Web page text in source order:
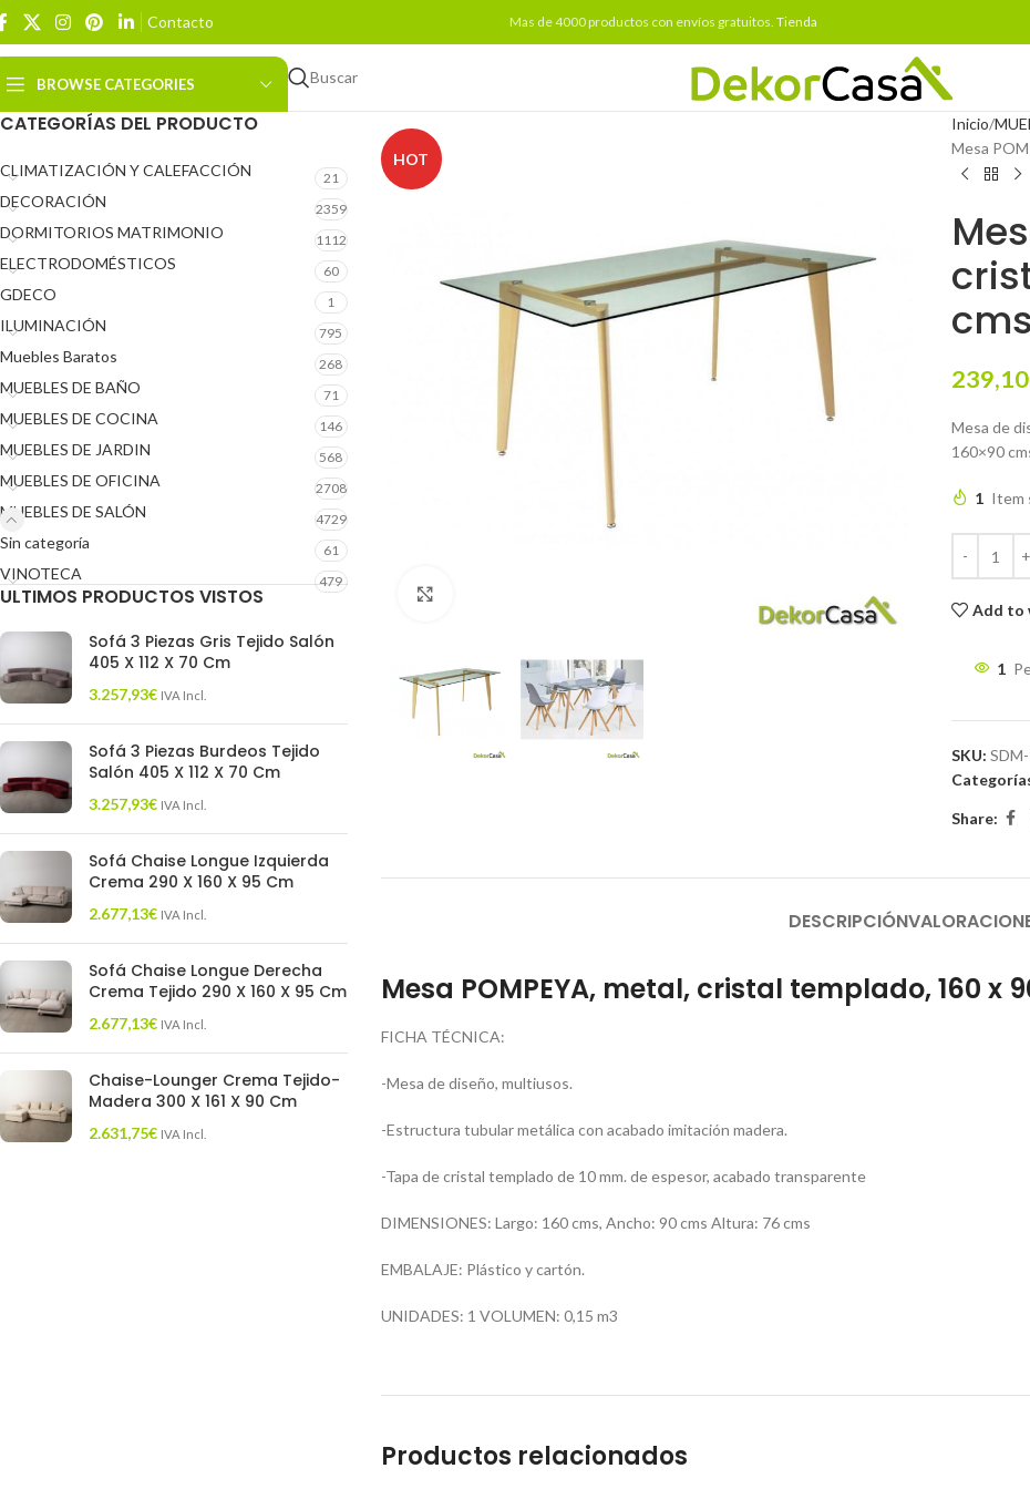
Contacto Mas de 4000 productos con envíos gratuitos. Tienda
BROWSE CATEGORIES Buscar
CATEGORÍAS DEL PRODUCTO
CLIMATIZACIÓN Y CALEFACCIÓN 21
DECORACIÓN 2359
DORMITORIOS MATRIMONIO 1112
ELECTRODOMÉSTICOS 60
GDECO 1
ILUMINACIÓN 795
Muebles Baratos 268
MUEBLES DE BAÑO 71
MUEBLES DE COCINA 146
MUEBLES DE JARDIN 568
MUEBLES DE OFICINA 2708
MUEBLES DE SALÓN 4729
Sin categoría 61
VINOTECA 479
ULTIMOS PRODUCTOS VISTOS
Sofá 3 Piezas Gris Tejido Salón
405 X 112 X 70 Cm
3.257,93€ IVA Incl.
Sofá 3 Piezas Burdeos Tejido
Salón 405 X 112 X 70 Cm
3.257,93€ IVA Incl.
Sofá Chaise Longue Izquierda
Crema 290 X 160 X 95 Cm
2.677,13€ IVA Incl.
Sofá Chaise Longue Derecha
Crema Tejido 290 X 160 X 95 Cm
2.677,13€ IVA Incl.
Chaise-Lounger Crema Tejido-
Madera 300 X 161 X 90 Cm
2.631,75€ IVA Incl.
HOT
Inicio
Mesa
cms
239,10
Mesa de
160×90
1 Item
Add to
1
SKU:
Share:
DESCRIPCIÓN
Mesa POMPEYA, metal, cristal templado, 160 x
FICHA TÉCNICA:
-Mesa de diseño, multiusos.
-Estructura tubular metálica con acabado imitación madera.
-Tapa de cristal templado de 10 mm. de espesor, acabado transparente
DIMENSIONES: Largo: 160 cms, Ancho: 90 cms Altura: 76 cms
EMBALAJE: Plástico y cartón.
UNIDADES: 1 VOLUMEN: 0,15 m3
Productos relacionados